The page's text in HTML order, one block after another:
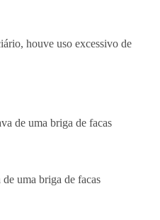
houve uso excessivo de
uma briga de facas